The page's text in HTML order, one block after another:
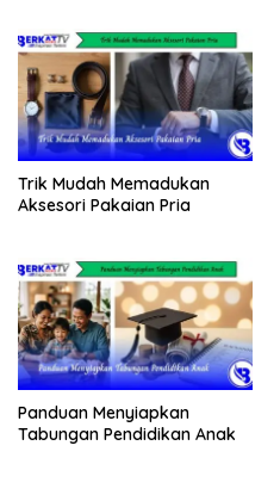
Trik Mudah Memadukan
Aksesori Pakaian Pria
Panduan Menyiapkan
Tabungan Pendidikan Anak